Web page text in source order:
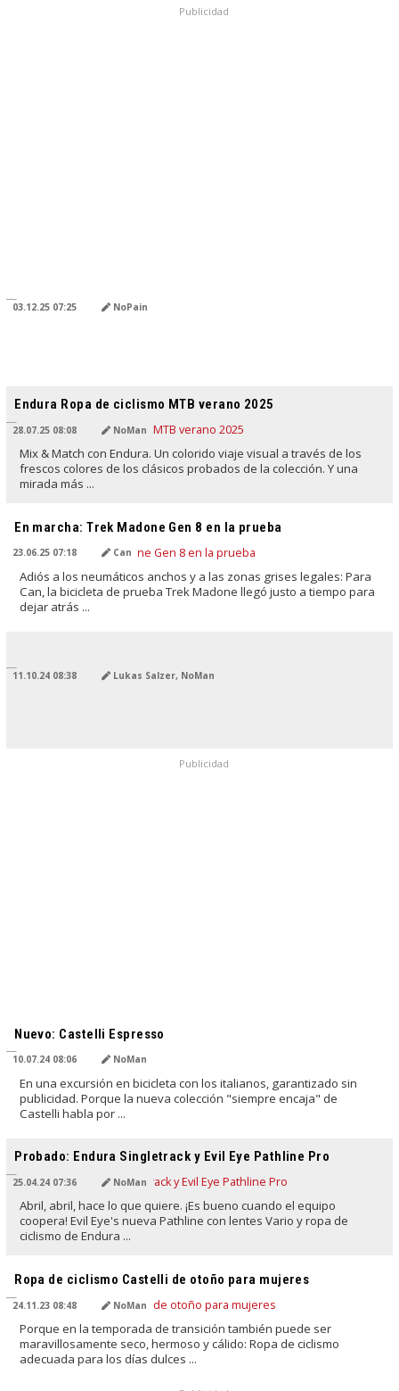
Publicidad
03.12.25 07:25 NoPain
Endura Ropa de ciclismo MTB verano 2025
28.07.25 08:08 NoMan
Mix & Match con Endura. Un colorido viaje visual a través de los
frescos colores de los clásicos probados de la colección. Y una
mirada más ...
En marcha: Trek Madone Gen 8 en la prueba
23.06.25 07:18 Can
Adiós a los neumáticos anchos y a las zonas grises legales: Para
Can, la bicicleta de prueba Trek Madone llegó justo a tiempo para
dejar atrás ...
11.10.24 08:38 Lukas Salzer, NoMan
Publicidad
Nuevo: Castelli Espresso
10.07.24 08:06 NoMan
En una excursión en bicicleta con los italianos, garantizado sin
publicidad. Porque la nueva colección "siempre encaja" de
Castelli habla por ...
Probado: Endura Singletrack y Evil Eye Pathline Pro
25.04.24 07:36 NoMan
Abril, abril, hace lo que quiere. ¡Es bueno cuando el equipo
coopera! Evil Eye's nueva Pathline con lentes Vario y ropa de
ciclismo de Endura ...
Ropa de ciclismo Castelli de otoño para mujeres
24.11.23 08:48 NoMan
Porque en la temporada de transición también puede ser
maravillosamente seco, hermoso y cálido: Ropa de ciclismo
adecuada para los días dulces ...